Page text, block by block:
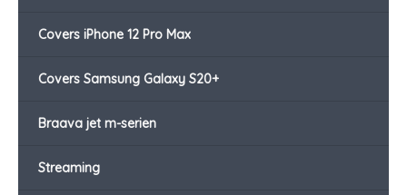
Covers iPhone 12 Pro Max
Covers Samsung Galaxy S20+
Braava jet m-serien
Streaming